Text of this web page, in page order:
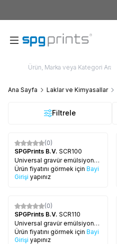
Ana Sayfa Laklar ve Kimyasallar
Filtrele
(0)
SPGPrints B.V. SCR100
Universal gravür emülsiyonu,
5 kg'lık bidon
Ürün fiyatını görmek için Bayi
Girişi yapınız
(0)
SPGPrints B.V. SCR110
Universal gravür emülsiyonu,
5 kg'lık bidon
Ürün fiyatını görmek için Bayi
Girişi yapınız